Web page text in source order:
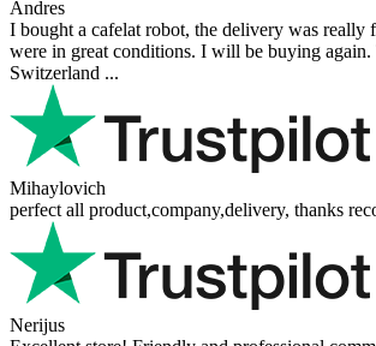
Andres
I bought a cafelat robot, the delivery was really
were in great conditions. I will be buying
Switzerland ...
Mihaylovich
perfect all product,company,delivery, thanks
Nerijus